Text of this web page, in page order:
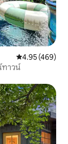
คะแนนเฉลี่ย
4.95 (469)
ทาวน์